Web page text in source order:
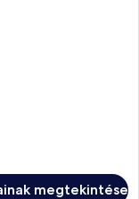
megtekintése